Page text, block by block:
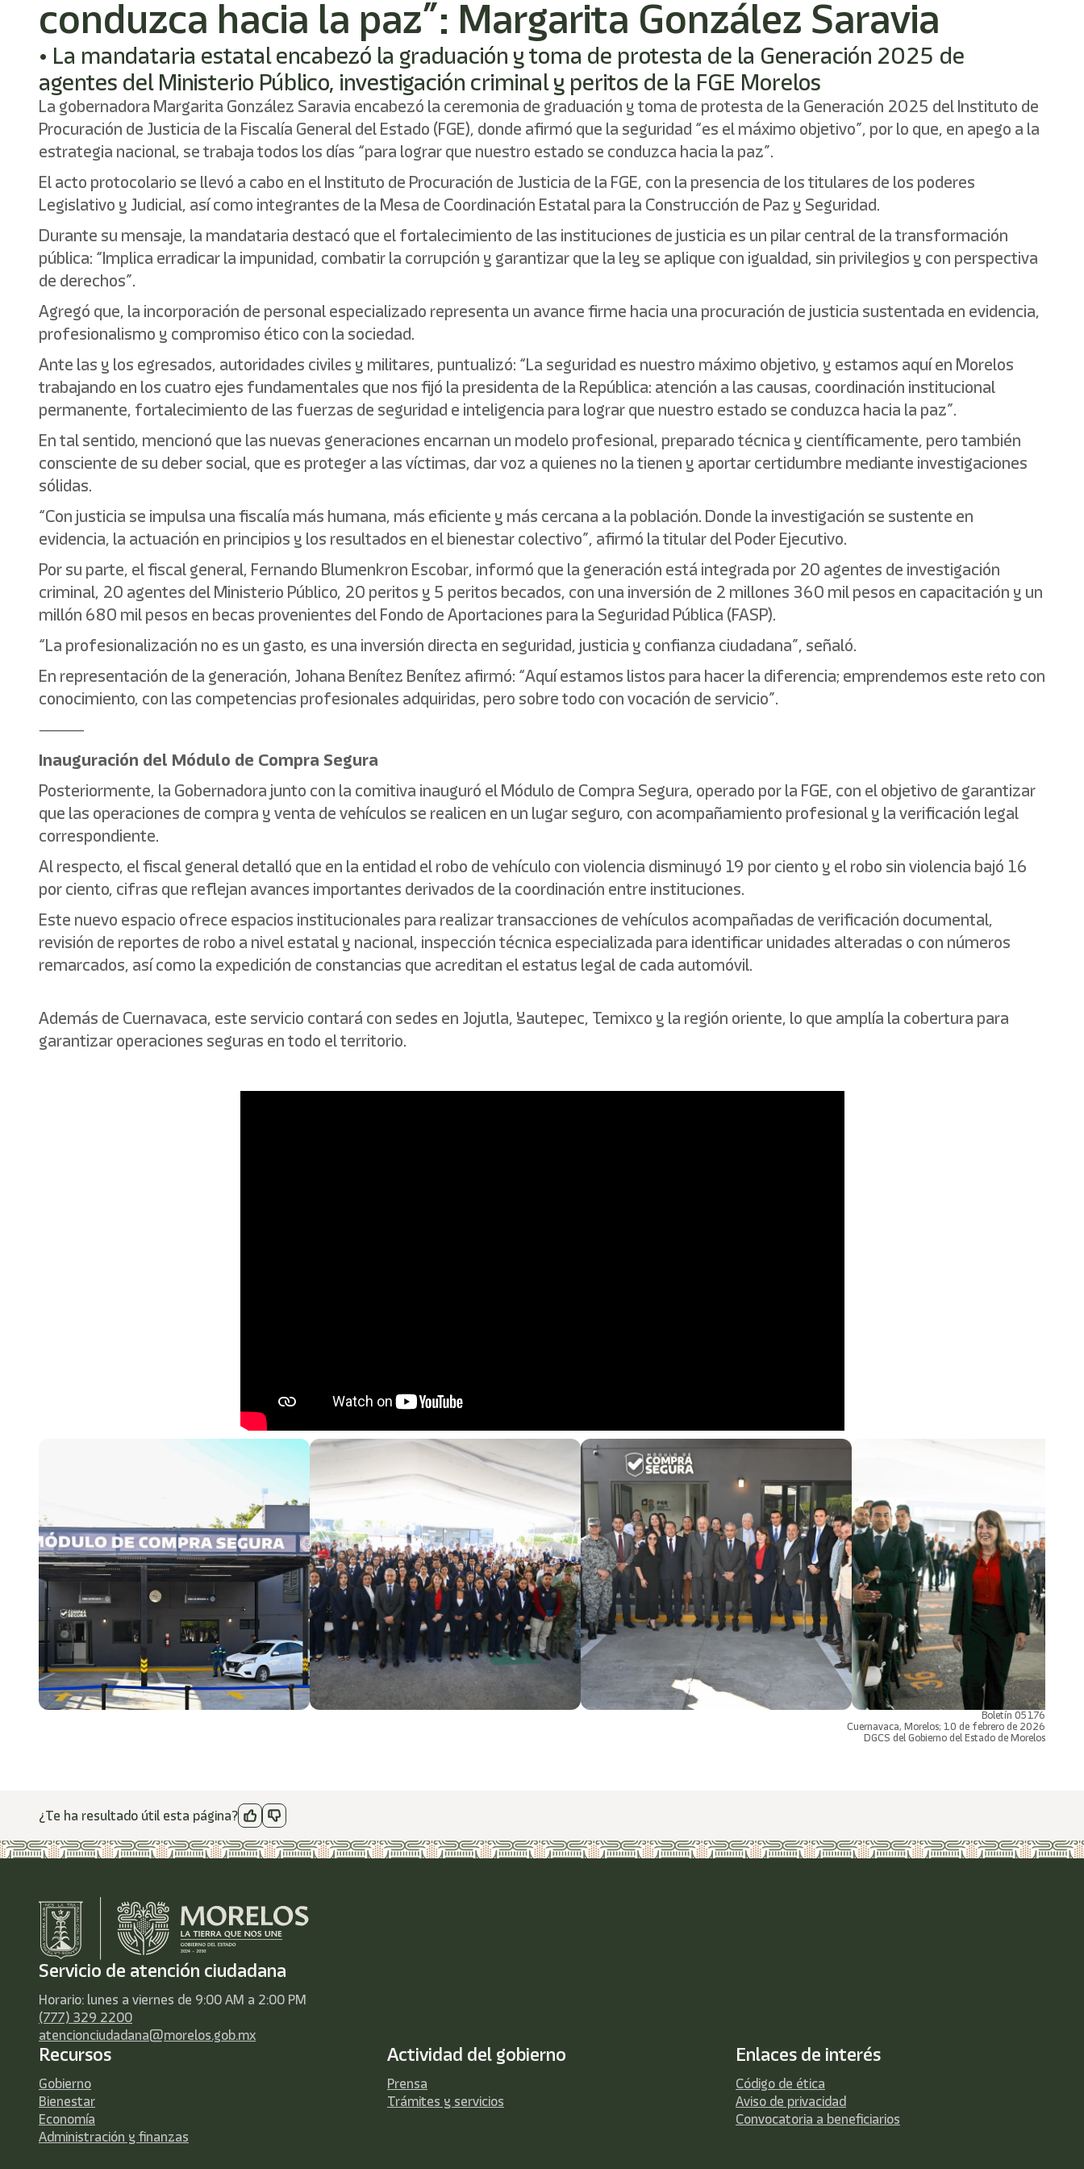
conduzca hacia la paz”: Margarita González Saravia
• La mandataria estatal encabezó la graduación y toma de protesta de la Generación 2025 de
agentes del Ministerio Público, investigación criminal y peritos de la FGE Morelos
La gobernadora Margarita González Saravia encabezó la ceremonia de graduación y toma de protesta de la Generación 2025 del Instituto de
Procuración de Justicia de la Fiscalía General del Estado (FGE), donde afirmó que la seguridad “es el máximo objetivo”, por lo que, en apego a la
estrategia nacional, se trabaja todos los días “para lograr que nuestro estado se conduzca hacia la paz”.
El acto protocolario se llevó a cabo en el Instituto de Procuración de Justicia de la FGE, con la presencia de los titulares de los poderes
Legislativo y Judicial, así como integrantes de la Mesa de Coordinación Estatal para la Construcción de Paz y Seguridad.
Durante su mensaje, la mandataria destacó que el fortalecimiento de las instituciones de justicia es un pilar central de la transformación
pública: “Implica erradicar la impunidad, combatir la corrupción y garantizar que la ley se aplique con igualdad, sin privilegios y con perspectiva
de derechos”.
Agregó que, la incorporación de personal especializado representa un avance firme hacia una procuración de justicia sustentada en evidencia,
profesionalismo y compromiso ético con la sociedad.
Ante las y los egresados, autoridades civiles y militares, puntualizó: “La seguridad es nuestro máximo objetivo, y estamos aquí en Morelos
trabajando en los cuatro ejes fundamentales que nos fijó la presidenta de la República: atención a las causas, coordinación institucional
permanente, fortalecimiento de las fuerzas de seguridad e inteligencia para lograr que nuestro estado se conduzca hacia la paz”.
En tal sentido, mencionó que las nuevas generaciones encarnan un modelo profesional, preparado técnica y científicamente, pero también
consciente de su deber social, que es proteger a las víctimas, dar voz a quienes no la tienen y aportar certidumbre mediante investigaciones
sólidas.
“Con justicia se impulsa una fiscalía más humana, más eficiente y más cercana a la población. Donde la investigación se sustente en
evidencia, la actuación en principios y los resultados en el bienestar colectivo”, afirmó la titular del Poder Ejecutivo.
Por su parte, el fiscal general, Fernando Blumenkron Escobar, informó que la generación está integrada por 20 agentes de investigación
criminal, 20 agentes del Ministerio Público, 20 peritos y 5 peritos becados, con una inversión de 2 millones 360 mil pesos en capacitación y un
millón 680 mil pesos en becas provenientes del Fondo de Aportaciones para la Seguridad Pública (FASP).
“La profesionalización no es un gasto, es una inversión directa en seguridad, justicia y confianza ciudadana”, señaló.
En representación de la generación, Johana Benítez Benítez afirmó: “Aquí estamos listos para hacer la diferencia; emprendemos este reto con
conocimiento, con las competencias profesionales adquiridas, pero sobre todo con vocación de servicio”.
⸻
Inauguración del Módulo de Compra Segura
Posteriormente, la Gobernadora junto con la comitiva inauguró el Módulo de Compra Segura, operado por la FGE, con el objetivo de garantizar
que las operaciones de compra y venta de vehículos se realicen en un lugar seguro, con acompañamiento profesional y la verificación legal
correspondiente.
Al respecto, el fiscal general detalló que en la entidad el robo de vehículo con violencia disminuyó 19 por ciento y el robo sin violencia bajó 16
por ciento, cifras que reflejan avances importantes derivados de la coordinación entre instituciones.
Este nuevo espacio ofrece espacios institucionales para realizar transacciones de vehículos acompañadas de verificación documental,
revisión de reportes de robo a nivel estatal y nacional, inspección técnica especializada para identificar unidades alteradas o con números
remarcados, así como la expedición de constancias que acreditan el estatus legal de cada automóvil.
Además de Cuernavaca, este servicio contará con sedes en Jojutla, Yautepec, Temixco y la región oriente, lo que amplía la cobertura para
garantizar operaciones seguras en todo el territorio.
Boletín 05176
Cuernavaca, Morelos; 10 de febrero de 2026
DGCS del Gobierno del Estado de Morelos
¿Te ha resultado útil esta página?
Servicio de atención ciudadana
Horario: lunes a viernes de 9:00 AM a 2:00 PM
(777) 329 2200
atencionciudadana@morelos.gob.mx
Recursos
Gobierno
Bienestar
Economía
Administración y finanzas
Actividad del gobierno
Prensa
Trámites y servicios
Enlaces de interés
Código de ética
Aviso de privacidad
Convocatoria a beneficiarios